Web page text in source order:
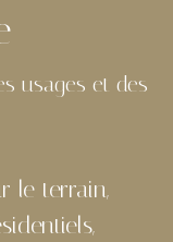
usages et des
le terrain,